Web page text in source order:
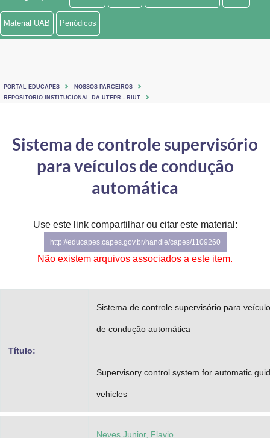
Ministério de Minas e Energia
Ministério do Turismo
Controladoria-Geral da União
Ministério da Mulher, da Família e dos Direitos Humanos
Secretaria de Governo
Gabinete de Segurança Institucional
Material UAB Periódicos
PORTAL EDUCAPES
NOSSOS PARCEIROS
REPOSITORIO INSTITUCIONAL DA UTFPR - RIUT
Sistema de controle supervisório
para veículos de condução
automática
Use este link compartilhar ou citar este material:
http://educapes.capes.gov.br/handle/capes/1109260
Não existem arquivos associados a este item.
Título:
Sistema de controle supervisório para
de condução automática
Supervisory control system for automatic
vehicles
Neves Junior, Flavio